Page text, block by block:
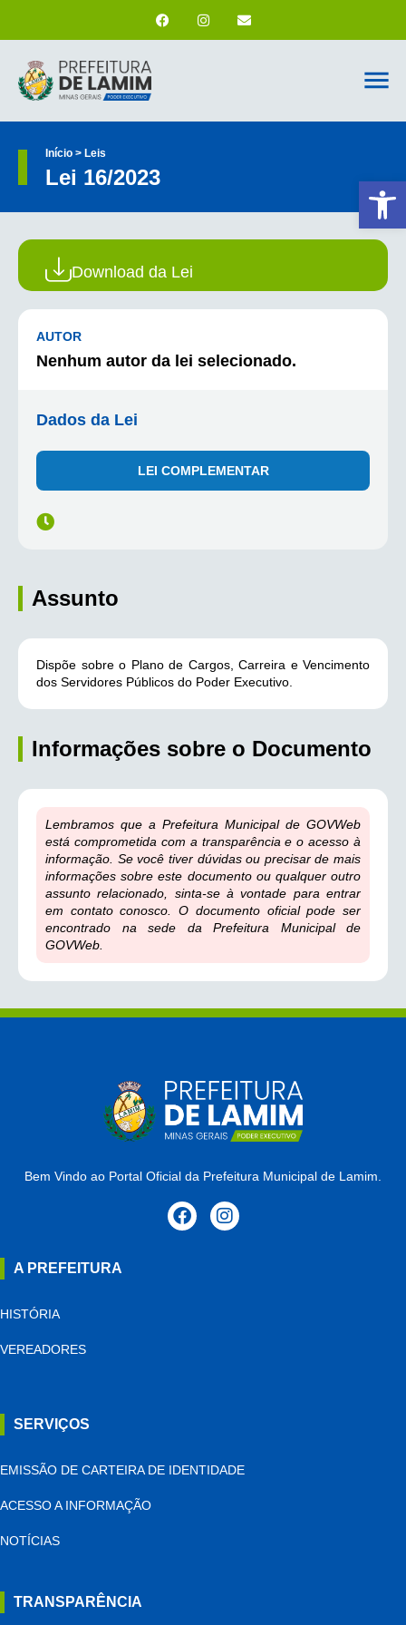
Início > Leis
Lei 16/2023
Download da Lei
AUTOR
Nenhum autor da lei selecionado.
Dados da Lei
LEI COMPLEMENTAR
Assunto
Dispõe sobre o Plano de Cargos, Carreira e Vencimento
dos Servidores Públicos do Poder Executivo.
Informações sobre o Documento
Lembramos que a Prefeitura Municipal de GOVWeb
está comprometida com a transparência e o acesso à
informação. Se você tiver dúvidas ou precisar de mais
informações sobre este documento ou qualquer outro
assunto relacionado, sinta-se à vontade para entrar
em contato conosco. O documento oficial pode ser
encontrado na sede da Prefeitura Municipal de
GOVWeb.
Bem Vindo ao Portal Oficial da Prefeitura Municipal de Lamim.
A PREFEITURA
HISTÓRIA
VEREADORES
SERVIÇOS
EMISSÃO DE CARTEIRA DE IDENTIDADE
ACESSO A INFORMAÇÃO
NOTÍCIAS
TRANSPARÊNCIA